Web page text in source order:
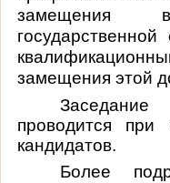
замещения
замещения этой
проводится
кандидатов.
Более